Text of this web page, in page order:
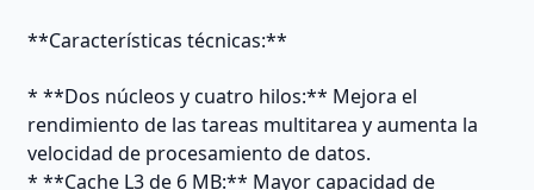
**Características técnicas:**
* **Dos núcleos y cuatro hilos:** Mejora el
rendimiento de las tareas multitarea y aumenta la
velocidad de procesamiento de datos.
* **Cache L3 de 6 MB:** Mayor capacidad de